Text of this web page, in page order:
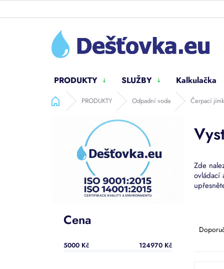
PRODUKTY SLUŽBY Kalkulačka
Domů PRODUKTY Odpadní voda Čerpací
Cena
5000 Kč 124970 Kč
Zde
ovládací